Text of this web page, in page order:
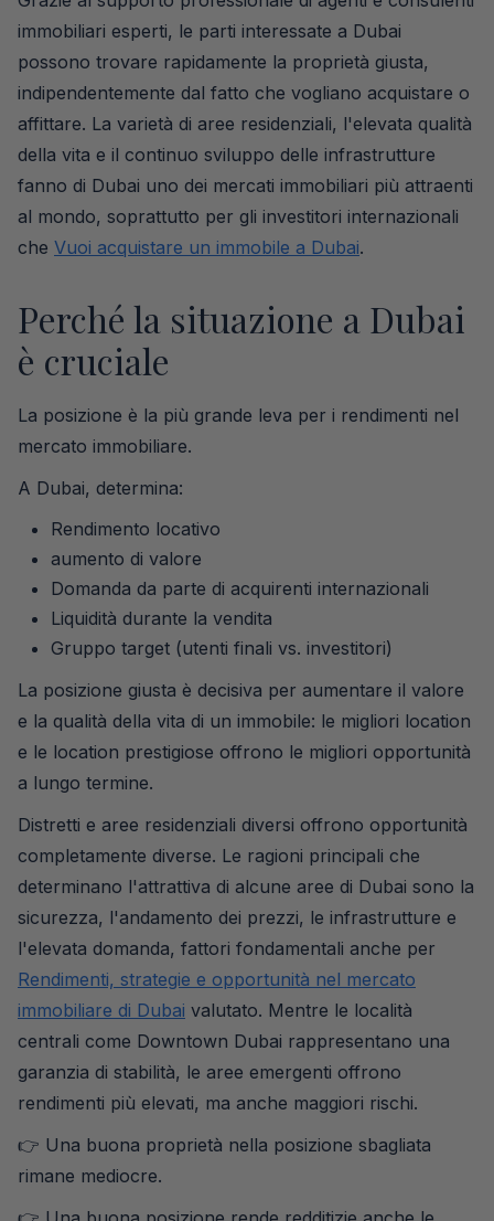
immobiliari esperti, le parti interessate a Dubai
possono trovare rapidamente la proprietà giusta,
indipendentemente dal fatto che vogliano acquistare o
affittare. La varietà di aree residenziali, l'elevata qualità
della vita e il continuo sviluppo delle infrastrutture
fanno di Dubai uno dei mercati immobiliari più attraenti
al mondo, soprattutto per gli investitori internazionali
che Vuoi acquistare un immobile a Dubai.
Perché la situazione a Dubai
è cruciale
La posizione è la più grande leva per i rendimenti nel
mercato immobiliare.
A Dubai, determina:
Rendimento locativo
aumento di valore
Domanda da parte di acquirenti internazionali
Liquidità durante la vendita
Gruppo target (utenti finali vs. investitori)
La posizione giusta è decisiva per aumentare il valore
e la qualità della vita di un immobile: le migliori location
e le location prestigiose offrono le migliori opportunità
a lungo termine.
Distretti e aree residenziali diversi offrono opportunità
completamente diverse. Le ragioni principali che
determinano l'attrattiva di alcune aree di Dubai sono la
sicurezza, l'andamento dei prezzi, le infrastrutture e
l'elevata domanda, fattori fondamentali anche per
Rendimenti, strategie e opportunità nel mercato
immobiliare di Dubai valutato. Mentre le località
centrali come Downtown Dubai rappresentano una
garanzia di stabilità, le aree emergenti offrono
rendimenti più elevati, ma anche maggiori rischi.
👉 Una buona proprietà nella posizione sbagliata
rimane mediocre.